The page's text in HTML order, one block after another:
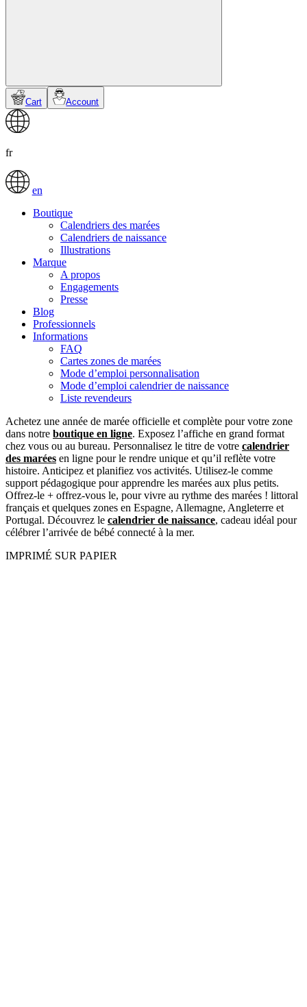
Cart Account
fr
en
Boutique
Calendriers des marées
Calendriers de naissance
Illustrations
Marque
A propos
Engagements
Presse
Blog
Professionnels
Informations
FAQ
Cartes zones de marées
Mode d’emploi personnalisation
Mode d’emploi calendrier de naissance
Liste revendeurs
Achetez une année de marée officielle et complète pour votre zone
dans notre boutique en ligne. Exposez l’affiche en grand format
chez vous ou au bureau. Personnalisez le titre de votre calendrier
des marées en ligne pour le rendre unique et qu’il reflète votre
histoire. Anticipez et planifiez vos activités. Utilisez-le comme
support pédagogique pour apprendre les marées aux plus petits.
Offrez-le + offrez-vous le, pour vivre au rythme des marées ! littoral
français et quelques zones en Espagne, Allemagne, Angleterre et
Portugal. Découvrez le calendrier de naissance, cadeau idéal pour
célébrer l’arrivée de bébé connecté à la mer.
IMPRIMÉ SUR PAPIER